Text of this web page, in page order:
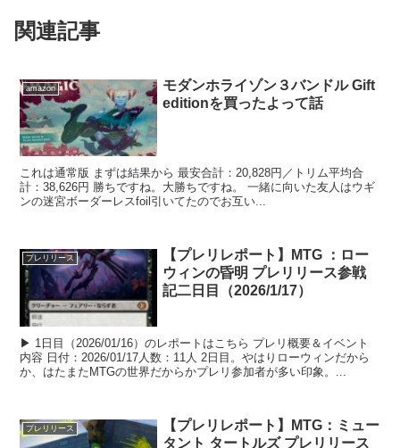
関連記事
amazon
モダンホライゾン３バンドル Gift
editionを買ったよって話
これは通常版 まずは結果から 最安合計：20,828円／トリム平均合
計：38,626円 勝ちですね。大勝ちですね。 一緒に向いた友人はウギ
ンの迷宮ボーダーレスfoil引いてたのでお互い...
プレリリース
【プレリレポート】MTG ：ロー
ウィンの昏明 プレリリース参戦
記二日目（2026/1/17）
▶ 1日目（2026/01/16）のレポートはこちら プレリ概要＆イベント
内容 日付：2026/01/17人数：11人 2日目。やはりローウィンだから
か、はたまたMTGの世界だからかプレリ参加者が多い印象。...
プレリリース
【プレリレポート】MTG：ミュー
タント タートルズ プレリリース